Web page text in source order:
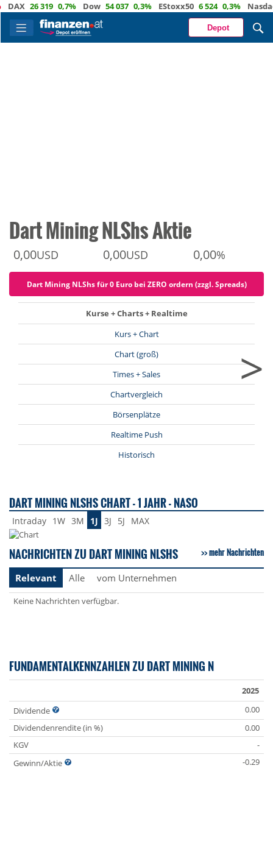
26 319 0,7% Dow 54 037 0,3% EStoxx50 6 524 0,3% Nasdaq
Depot
Dart Mining NLShs Aktie
0,00USD 0,00USD 0,00%
Dart Mining NLShs für 0 Euro bei ZERO ordern (zzgl. Spreads)
Kurse + Charts + Realtime
Kurs + Chart
Chart (groß)
Times + Sales
Chartvergleich
Börsenplätze
Realtime Push
Historisch
>
DART MINING NLSHS CHART - 1 JAHR - NASO
Intraday 1W 3M 1J 3J 5J MAX
NACHRICHTEN ZU DART MINING NLSHS mehr Nachrichten
Relevant Alle vom Unternehmen
Keine Nachrichten verfügbar.
FUNDAMENTALKENNZAHLEN ZU DART MINING N
2025
Dividende
0.00
Dividendenrendite (in %)
0.00
KGV
-
Gewinn/Aktie
-0.29